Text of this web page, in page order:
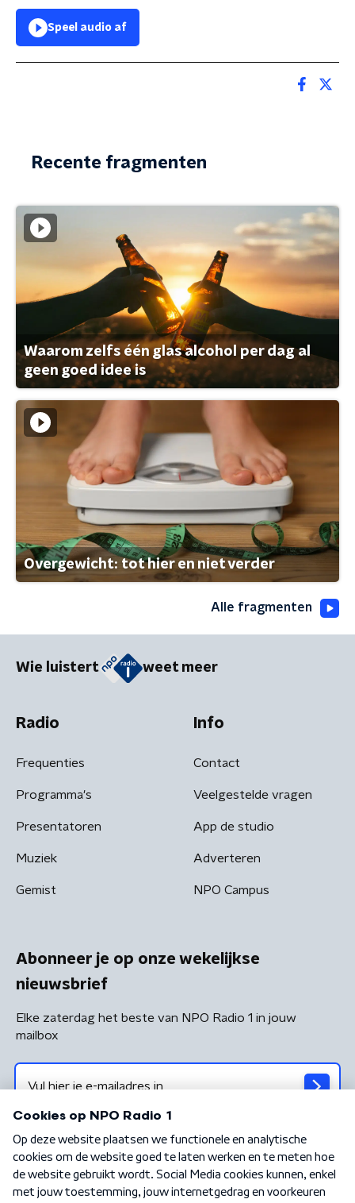
Speel audio af
Recente fragmenten
Waarom zelfs één glas alcohol per dag al
geen goed idee is
Overgewicht: tot hier en niet verder
Alle fragmenten
Wie luistert weet meer
Radio
Frequenties
Programma's
Presentatoren
Muziek
Gemist
Info
Contact
Veelgestelde vragen
App de studio
Adverteren
NPO Campus
Abonneer je op onze wekelijkse
nieuwsbrief
Elke zaterdag het beste van NPO Radio 1 in jouw
mailbox
Algemene voorwaarden